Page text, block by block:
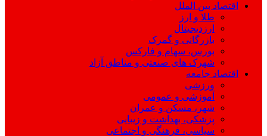
اقتصاد بین الملل
طلا و ارز
ارزدیجیتال
بازرگانی و گمرک
بورس، سهام و فارکس
شهرک های صنعتی و مناطق آزاد
اقتصاد جامعه
ورزشی
آموزشی و عمومی
شهر، مسکن و عمران
پزشکی، بهداشت و زیبایی
سیاسی، فرهنگی و اجتماعی